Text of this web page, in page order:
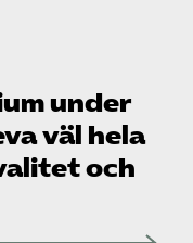
under
väl hela
och